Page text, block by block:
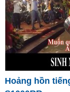
Hoảng hồn